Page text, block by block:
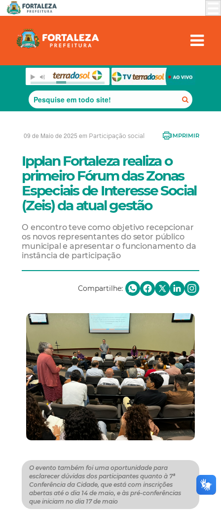
09 de Maio de 2025 em Participação social IMPRIMIR
Ipplan Fortaleza realiza o
primeiro Fórum das Zonas
Especiais de Interesse Social
(Zeis) da atual gestão
O encontro teve como objetivo recepcionar
os novos representantes do setor público
municipal e apresentar o funcionamento da
instância de participação
Compartilhe:
O evento também foi uma oportunidade para
esclarecer dúvidas dos participantes quanto à 7ª
Conferência da Cidade, que está com inscrições
abertas até o dia 14 de maio, e às pré-conferências
que iniciam no dia 17 de maio